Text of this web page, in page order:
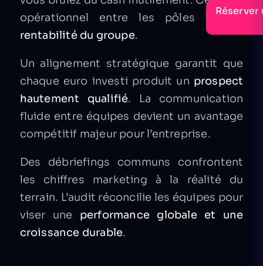
Réserver
opérationnel entre les pôlestue la
rentabilité du groupe.
Un alignement stratégique garantit que
chaque euro investi produit un prospect
hautement qualifié. La communication
fluide entre équipes devient un avantage
compétitif majeur pour l’entreprise.
Des débriefings communs confrontent
les chiffres marketing à la réalité du
terrain. L’audit réconcilie les équipes pour
viser une performance globale et une
croissance durable.